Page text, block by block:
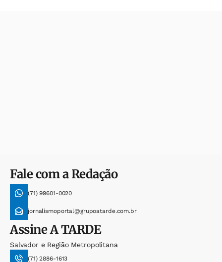
Fale com a Redação
(71) 99601-0020
jornalismoportal@grupoatarde.com.br
AssineA TARDE
Salvador e Região Metropolitana
(71) 2886-1613